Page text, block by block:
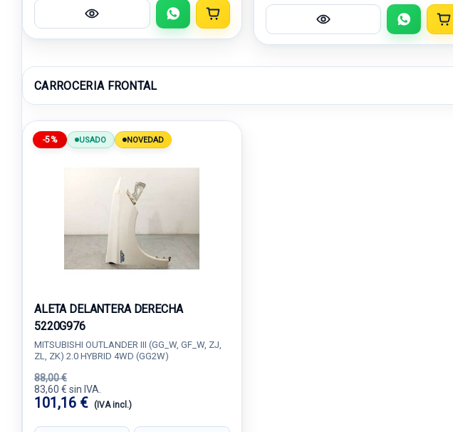
CARROCERIA FRONTAL
-5% USADO NOVEDAD
ALETA DELANTERA DERECHA
5220G976
MITSUBISHI OUTLANDER III (GG_W, GF_W, ZJ,
ZL, ZK) 2.0 HYBRID 4WD (GG2W)
88,00 €
83,60 € sin IVA.
101,16 € (IVA incl.)